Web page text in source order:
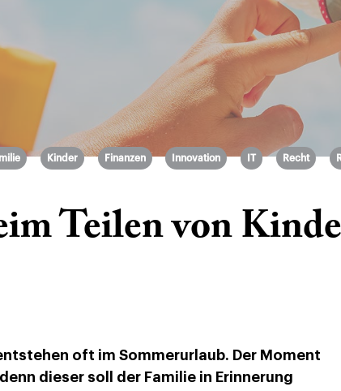
Kinder Finanzen Innovation IT Recht
Teilen von
oft im Sommerurlaub. Der Moment
dieser soll der Familie in Erinnerung